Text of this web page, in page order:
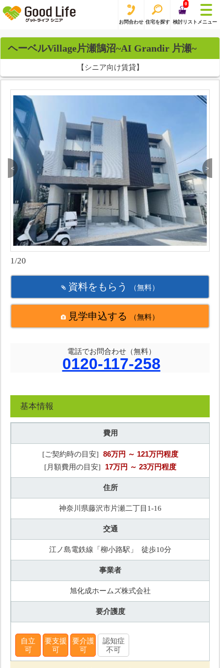
お問合わせ 住宅を探す
0
検討リスト メニュー
ヘーベルVillage片瀬鵠沼~AI Grandir 片瀬~
【シニア向け賃貸】
< >
1/20
資料をもらう （無料）
見学申込する （無料）
電話でお問合わせ（無料）
0120-117-258
基本情報
費用
[ご契約時の目安] 86万円 ～ 121万円程度
[月額費用の目安] 17万円 ～ 23万円程度
住所
神奈川県藤沢市片瀬二丁目1-16
交通
江ノ島電鉄線「柳小路駅」 徒歩10分
事業者
旭化成ホームズ株式会社
要介護度
自立
可
要支援
可
要介護
可
認知症
不可